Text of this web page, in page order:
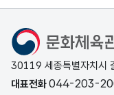
문화체육관광부
30119 세종특별자치시
대표전화044-203-